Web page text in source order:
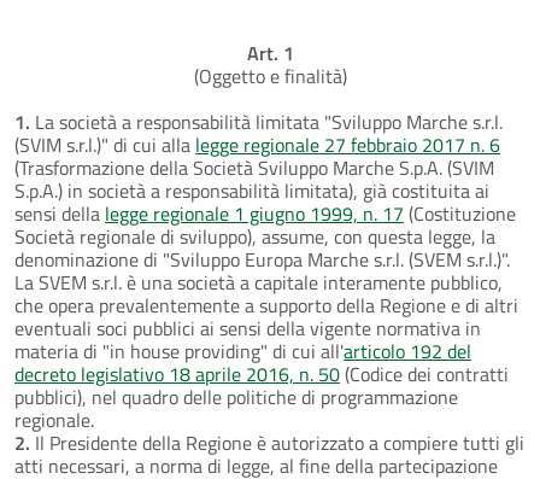
Art. 1
(Oggetto e finalità)
1. La società a responsabilità limitata "Sviluppo Marche s.r.l.
(SVIM s.r.l.)" di cui alla legge regionale 27 febbraio 2017 n. 6
(Trasformazione della Società Sviluppo Marche S.p.A. (SVIM
S.p.A.) in società a responsabilità limitata), già costituita ai
sensi della legge regionale 1 giugno 1999, n. 17 (Costituzione
Società regionale di sviluppo), assume, con questa legge, la
denominazione di "Sviluppo Europa Marche s.r.l. (SVEM s.r.l.)".
La SVEM s.r.l. è una società a capitale interamente pubblico,
che opera prevalentemente a supporto della Regione e di altri
eventuali soci pubblici ai sensi della vigente normativa in
materia di "in house providing" di cui all'articolo 192 del
decreto legislativo 18 aprile 2016, n. 50(Codice dei contratti
pubblici), nel quadro delle politiche di programmazione
regionale.
2. Il Presidente della Regione è autorizzato a compiere tutti gli
atti necessari, a norma di legge, al fine della partecipazione